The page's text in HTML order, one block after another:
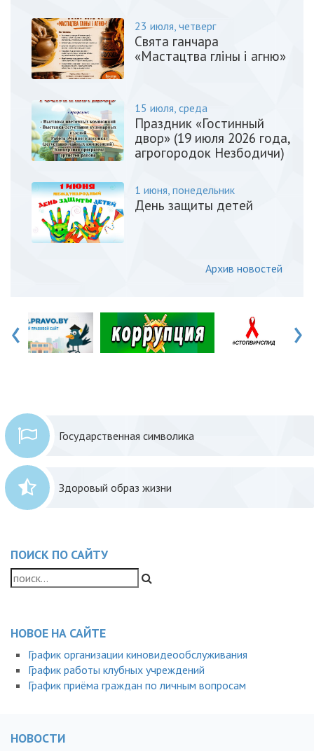
23 июля, четверг
Свята ганчара
«Мастацтва гліны і агню»
15 июля, среда
Праздник «Гостинный
двор» (19 июля 2026 года,
агрогородок Незбодичи)
1 июня, понедельник
День защиты детей
Архив новостей
‹ ›
Государственная символика
Здоровый образ жизни
ПОИСК ПО САЙТУ
НОВОЕ НА САЙТЕ
График организации киновидеообслуживания
График работы клубных учреждений
График приёма граждан по личным вопросам
НОВОСТИ